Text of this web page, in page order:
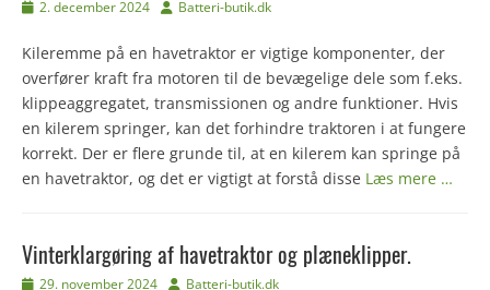
Udgivet
2. december 2024 Forfatter
Batteri-butik.dk
Kileremme på en havetraktor er vigtige komponenter, der
overfører kraft fra motoren til de bevægelige dele som f.eks.
klippeaggregatet, transmissionen og andre funktioner. Hvis
en kilerem springer, kan det forhindre traktoren i at fungere
korrekt. Der er flere grunde til, at en kilerem kan springe på
en havetraktor, og det er vigtigt at forstå disse Læs mere …
Vinterklargøring af havetraktor og plæneklipper.
Udgivet
29. november 2024 Forfatter
Batteri-butik.dk